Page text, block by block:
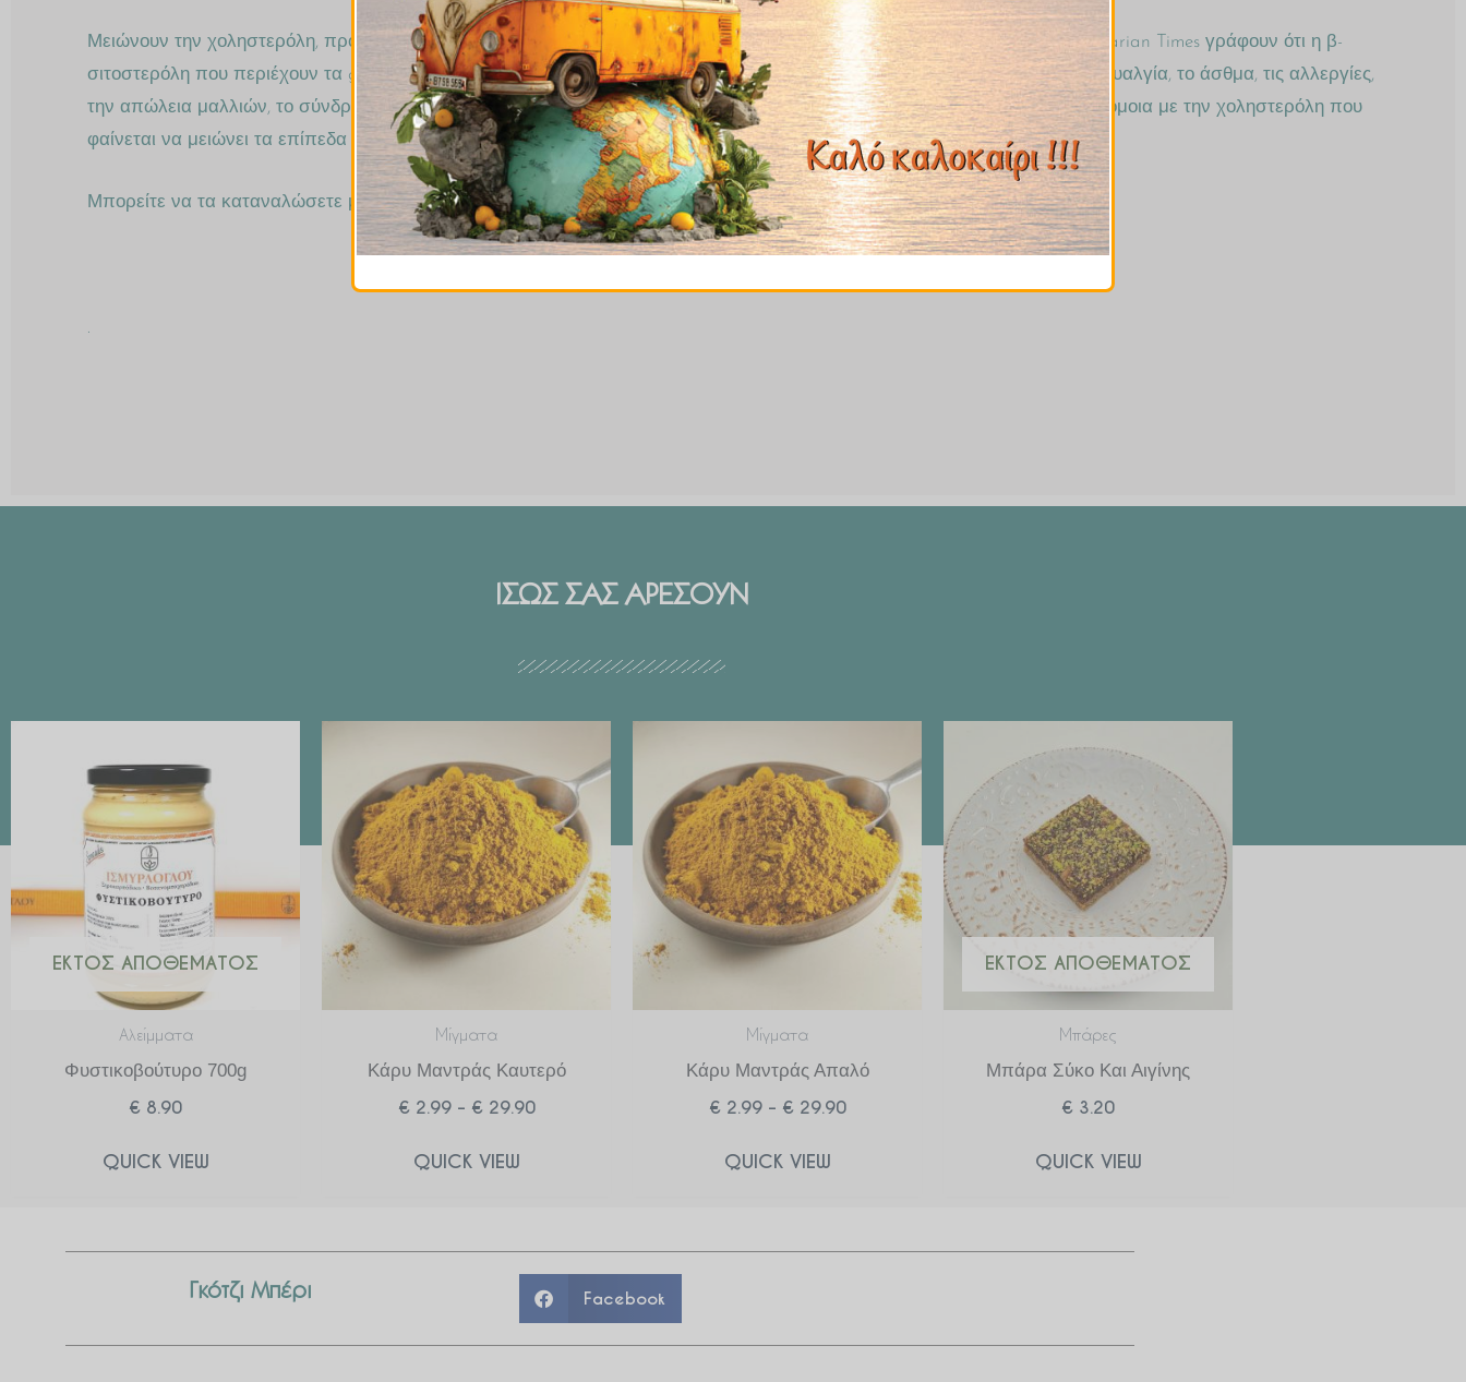
Μειώνουν την χοληστερόλη, προστατεύουν από τις καρδιαγγειακές παθήσεις, και ενισχύουν την σεξουαλική υγεία. Οι Vegetarian Times γράφουν ότι η β-
σιτοστερόλη που περιέχουν τα goji berries έχει χρησιμοποιηθεί για την θεραπεία σχεδόν όλων των ασθενειών, από την ινομυαλγία, το άσθμα, τις αλλεργίες,
την απώλεια μαλλιών, το σύνδρομο χρόνιας κόπωσης, την ρευματοειδή αρθρίτιδα, και τον λύκο. Είναι μια φυτική ουσία παρόμοια με την χοληστερόλη που
φαίνεται να μειώνει τα επίπεδα της χοληστερόλης στο αίμα.
Μπορείτε να τα καταναλώσετε μόνα τους ή να τα προσθέσετε σε σαλάτες και πολλές αλμυρές και γλυκές παρασκευές.
.
ΙΣΩΣ ΣΑΣ ΑΡΕΣΟΥΝ
ΕΚΤΌΣ ΑΠΟΘΈΜΑΤΟΣ
Αλείμματα
Φυστικοβούτυρο 700g
€ 8.90
QUICK VIEW
Μίγματα
Κάρυ Μαντράς Καυτερό
€2.99 – €29.90
€ 2.99
through
€ 29.90
QUICK VIEW
Μίγματα
Κάρυ Μαντράς Απαλό
€2.99 – €29.90
€ 2.99
through
€ 29.90
QUICK VIEW
ΕΚΤΌΣ ΑΠΟΘΈΜΑΤΟΣ
Μπάρες
Μπάρα Σύκο Και Αιγίνης
€ 3.20
QUICK VIEW
Γκότζι Μπέρι Facebook